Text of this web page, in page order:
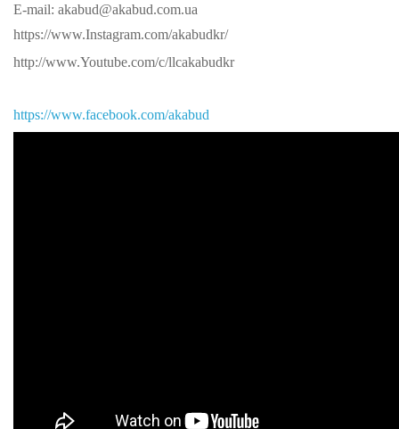
E-mail: akabud@akabud.com.ua
https://www.Instagram.com/akabudkr/
http://www.Youtube.com/c/llcakabudkr
https://www.facebook.com/akabud